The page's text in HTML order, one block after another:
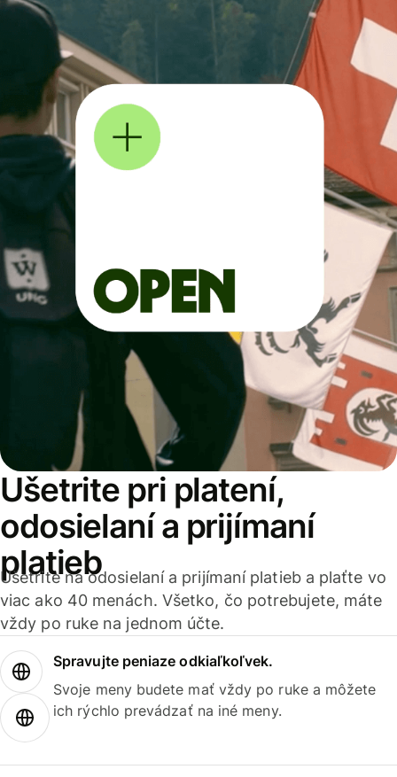
Ušetrite pri platení,
odosielaní a prijímaní
platieb
Ušetrite na odosielaní a prijímaní platieb a plaťte vo
viac ako 40 menách. Všetko, čo potrebujete, máte
vždy po ruke na jednom účte.
Spravujte peniaze odkiaľkoľvek.
Svoje meny budete mať vždy po ruke a môžete
ich rýchlo prevádzať na iné meny.